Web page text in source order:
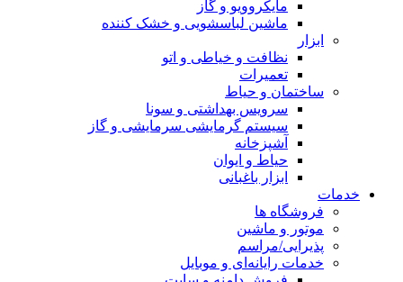
مایکروویو و گاز
ماشین لباسشویی و خشک کننده
ابزار
نظافت و خیاطی و اتو
تعمیرات
ساختمان و حیاط
سرویس بهداشتی و سونا
سیستم گرمایشی سرمایشی و گاز
آشپزخانه
حیاط و ایوان
ابزار باغبانی
خدمات
فروشگاه ها
موتور و ماشین
پذیرایی/مراسم
خدمات رایانه‌ای و موبایل